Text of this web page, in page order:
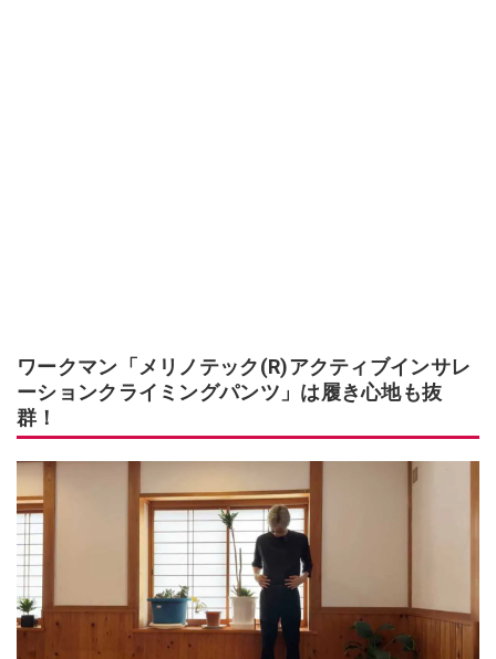
ワークマン「メリノテック(R)アクティブインサレ
ーションクライミングパンツ」は履き心地も抜
群！